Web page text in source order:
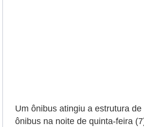
Um ônibus atingiu a estrutura
ônibus na noite de quinta-feira